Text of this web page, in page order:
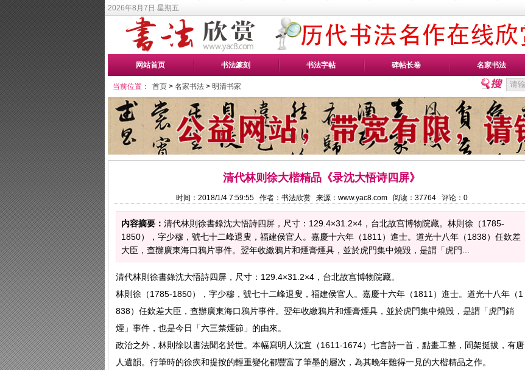
2026年8月7日 星期五
网站首页 书法篆刻 书法字帖 碑帖长卷 名家书法
当前位置： 首页 > 名家书法 > 明清书家
清代林则徐大楷精品《录沈大悟诗四屏》
时间：2018/1/4 7:59:55 作者：书法欣赏 来源：www.yac8.com 阅读： 37764评论： 0
内容摘要： 清代林則徐書錄沈大悟詩四屏，尺寸：129.4×31.2×4，台北故宫博物院藏。林則徐（1785-
1850），字少穆，號七十二峰退叟，福建侯官人。嘉慶十六年（1811）進士。道光十八年（1838）任欽差
大臣，查辦廣東海口鴉片事件。翌年收繳鴉片和煙膏煙具，並於虎門集中燒毀，是謂「虎門...
清代林則徐書錄沈大悟詩四屏，尺寸：129.4×31.2×4，台北故宫博物院藏。
林則徐（1785-1850），字少穆，號七十二峰退叟，福建侯官人。嘉慶十六年（1811）進士。道光十八年（1
838）任欽差大臣，查辦廣東海口鴉片事件。翌年收繳鴉片和煙膏煙具，並於虎門集中燒毀，是謂「虎門銷
煙」事件，也是今日「六三禁煙節」的由來。
政治之外，林則徐以書法聞名於世。本幅寫明人沈宜（1611-1674）七言詩一首，點畫工整，間架挺拔，有唐
人遺韻。行筆時的徐疾和提按的輕重變化都豐富了筆墨的層次，為其晚年難得一見的大楷精品之作。